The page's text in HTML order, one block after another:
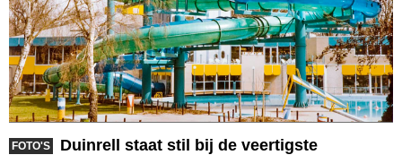
FOTO'S
Duinrell staat stil bij de veertigste